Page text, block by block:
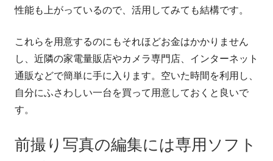
性能も上がっているので、活用してみても結構です。
これらを用意するのにもそれほどお金はかかりません
し、近隣の家電量販店やカメラ専門店、インターネット
通販などで簡単に手に入ります。空いた時間を利用し、
自分にふさわしい一台を買って用意しておくと良いで
す。
前撮り写真の編集には専用ソフト